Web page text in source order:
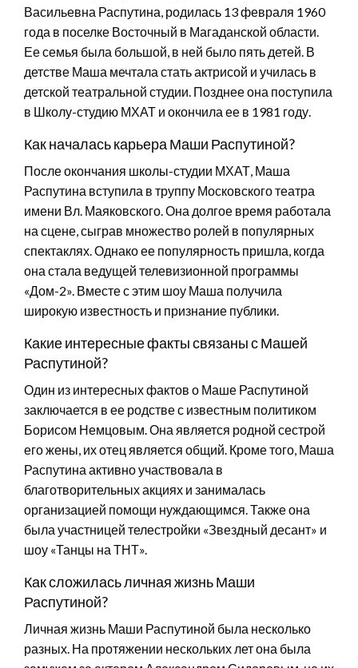
Васильевна Распутина, родилась 13 февраля 1960
года в поселке Восточный в Магаданской области.
Ее семья была большой, в ней было пять детей. В
детстве Маша мечтала стать актрисой и училась в
детской театральной студии. Позднее она поступила
в Школу-студию МХАТ и окончила ее в 1981 году.
Как началась карьера Маши Распутиной?
После окончания школы-студии МХАТ, Маша
Распутина вступила в труппу Московского театра
имени Вл. Маяковского. Она долгое время работала
на сцене, сыграв множество ролей в популярных
спектаклях. Однако ее популярность пришла, когда
она стала ведущей телевизионной программы
«Дом-2». Вместе с этим шоу Маша получила
широкую известность и признание публики.
Какие интересные факты связаны с Машей
Распутиной?
Один из интересных фактов о Маше Распутиной
заключается в ее родстве с известным политиком
Борисом Немцовым. Она является родной сестрой
его жены, их отец является общий. Кроме того, Маша
Распутина активно участвовала в
благотворительных акциях и занималась
организацией помощи нуждающимся. Также она
была участницей телестройки «Звездный десант» и
шоу «Танцы на ТНТ».
Как сложилась личная жизнь Маши
Распутиной?
Личная жизнь Маши Распутиной была несколько
разных. На протяжении нескольких лет она была